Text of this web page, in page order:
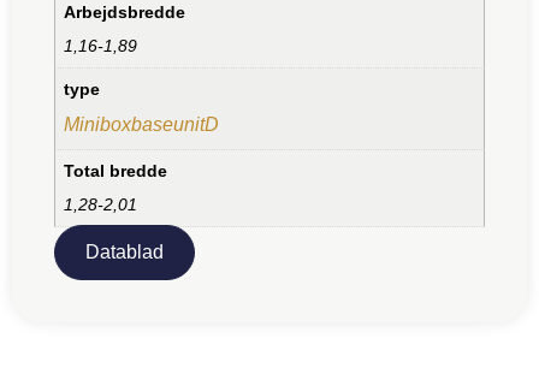
Arbejdsbredde
1,16-1,89
type
MiniboxbaseunitD
Total bredde
1,28-2,01
Datablad